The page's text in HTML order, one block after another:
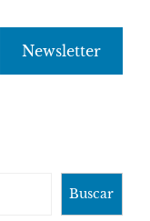
Newsletter
Buscar